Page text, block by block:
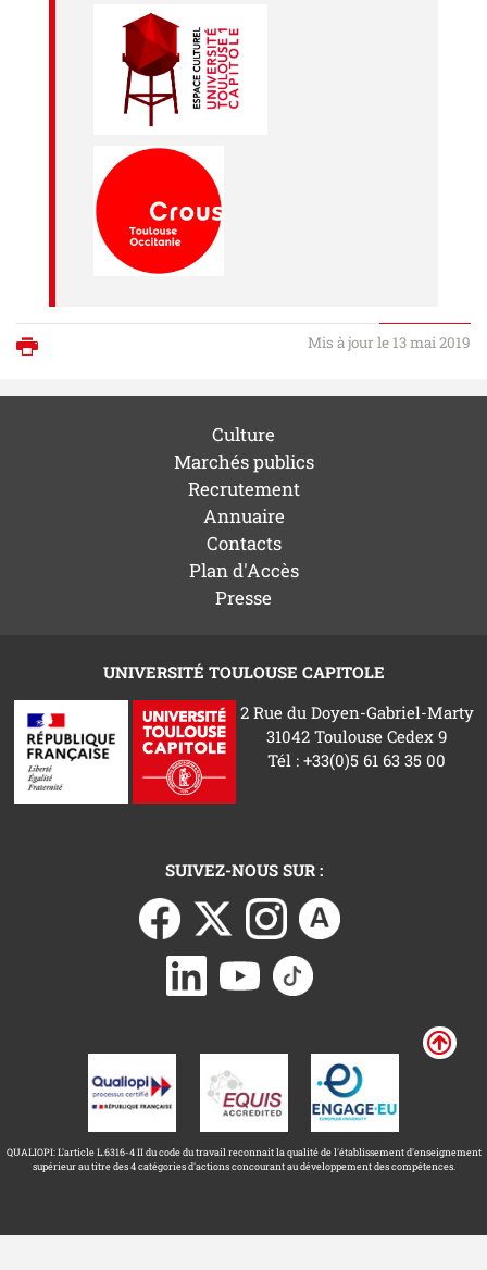
Mis à jour le 13 mai 2019
Culture
Marchés publics
Recrutement
Annuaire
Contacts
Plan d'Accès
Presse
UNIVERSITÉ TOULOUSE CAPITOLE
2 Rue du Doyen-Gabriel-Marty
31042 Toulouse Cedex 9
Tél : +33(0)5 61 63 35 00
SUIVEZ-NOUS SUR :
QUALIOPI: L'article L.6316-4 II du code du travail reconnait la qualité de l'établissement d'enseignement
supérieur au titre des 4 catégories d'actions concourant au développement des compétences.